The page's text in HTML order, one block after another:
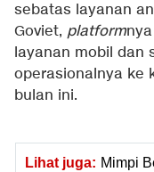
sebatas layanan
Goviet, platform
layanan mobil dan
operasionalnya ke
bulan ini.
Lihat juga: Mimpi